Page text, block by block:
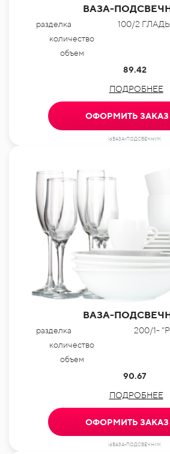
ВАЗА-
разделка
100/2
количество
объем
89.42
ПОДРОБНЕЕ
ОФОРМИТЬ ЗАКАЗ
idВАЗА-ПОДСВЕЧНИК
ВАЗА-
разделка
200/1-
количество
объем
90.67
ПОДРОБНЕЕ
ОФОРМИТЬ ЗАКАЗ
idВАЗА-ПОДСВЕЧНИК